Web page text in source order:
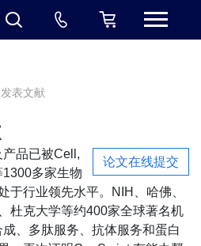
表文献
论文在线提交
品已被Cell,
多家生物
于行业领先水平。NIH、哈佛、
杜克大学等约400家全球著名机
、多肽服务、抗体服务和蛋白